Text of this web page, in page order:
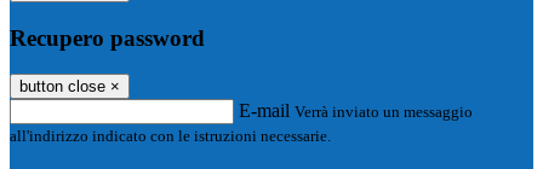
Recupero password
button close ×
E-mail Verrà inviato un messaggio
all'indirizzo indicato con le istruzioni necessarie.